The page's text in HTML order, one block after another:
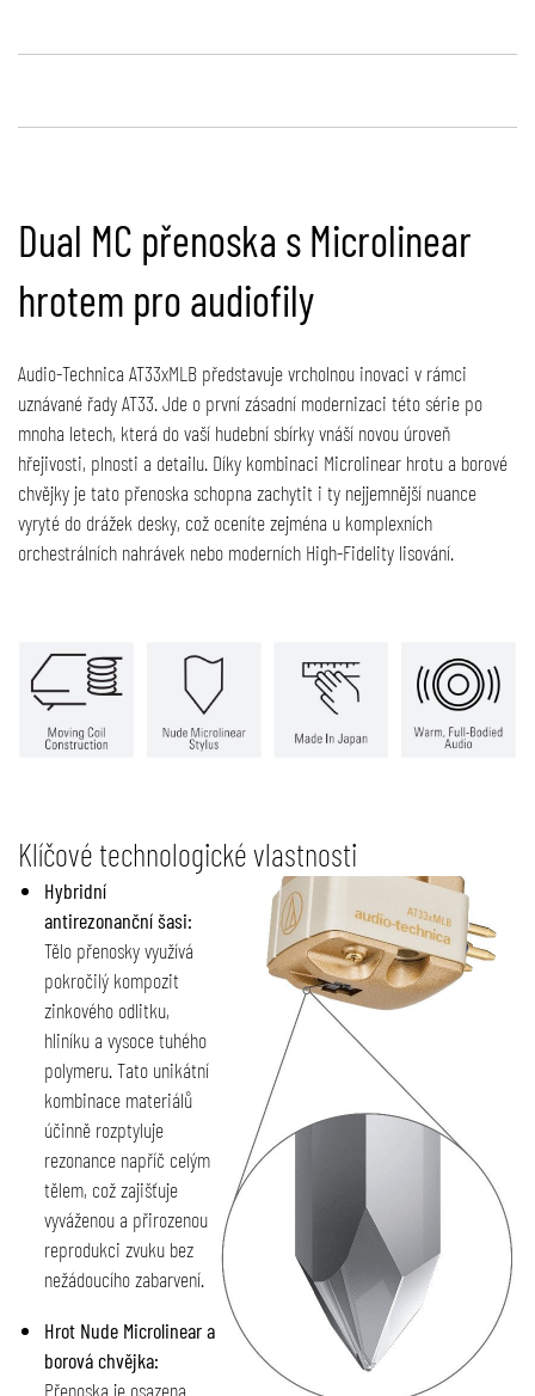
Dual MC přenoska s Microlinear
hrotem pro audiofily
Audio-Technica AT33xMLB představuje vrcholnou inovaci v rámci
uznávané řady AT33. Jde o první zásadní modernizaci této série po
mnoha letech, která do vaší hudební sbírky vnáší novou úroveň
hřejivosti, plnosti a detailu. Díky kombinaci Microlinear hrotu a borové
chvějky je tato přenoska schopna zachytit i ty nejjemnější nuance
vyryté do drážek desky, což oceníte zejména u komplexních
orchestrálních nahrávek nebo moderních High-Fidelity lisování.
Klíčové technologické vlastnosti
Hybridní
antirezonanční šasi:
Tělo přenosky využívá
pokročilý kompozit
zinkového odlitku,
hliníku a vysoce tuhého
polymeru. Tato unikátní
kombinace materiálů
účinně rozptyluje
rezonance napříč celým
tělem, což zajišťuje
vyváženou a přirozenou
reprodukci zvuku bez
nežádoucího zabarvení.
Hrot Nude Microlinear a
borová chvějka:
Přenoska je osazena